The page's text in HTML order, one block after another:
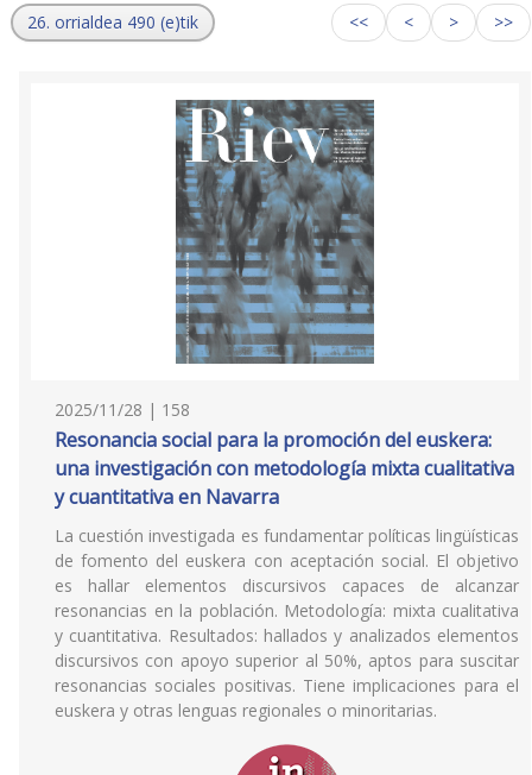
26. orrialdea 490 (e)tik << < > >>
2025/11/28 | 158
Resonancia social para la promoción del euskera:
una investigación con metodología mixta cualitativa
y cuantitativa en Navarra
La cuestión investigada es fundamentar políticas lingüísticas
de fomento del euskera con aceptación social. El objetivo
es hallar elementos discursivos capaces de alcanzar
resonancias en la población. Metodología: mixta cualitativa
y cuantitativa. Resultados: hallados y analizados elementos
discursivos con apoyo superior al 50%, aptos para suscitar
resonancias sociales positivas. Tiene implicaciones para el
euskera y otras lenguas regionales o minoritarias.